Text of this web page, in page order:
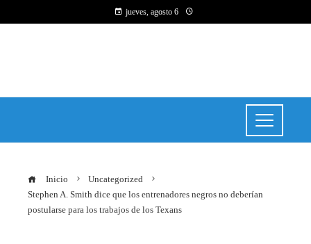
jueves, agosto 6
Inicio
Uncategorized
Stephen A. Smith dice que los entrenadores negros no deberían
postularse para los trabajos de los Texans